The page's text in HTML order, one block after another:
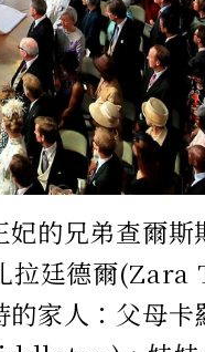
的兄弟查爾斯
拉廷德爾
的家人：父母